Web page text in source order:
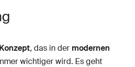
Konzept, das in der modernen
wichtiger wird. Es geht